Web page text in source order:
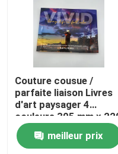
Couture cousue /
parfaite liaison Livres
d'art paysager 4
couleurs 305 mm x
mm
meilleur prix